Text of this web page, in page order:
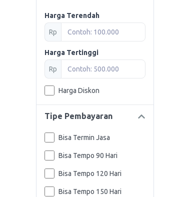
Harga Terendah
Rp
Harga Tertinggi
Rp
Harga Diskon
Tipe Pembayaran
Bisa Termin Jasa
Bisa Tempo 90 Hari
Bisa Tempo 120 Hari
Bisa Tempo 150 Hari